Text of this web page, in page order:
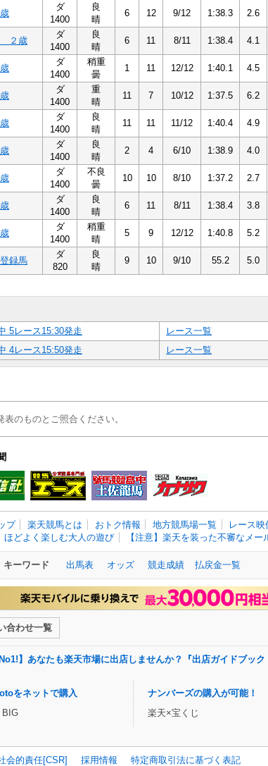
ダ
1400
良
晴
6 12 9/12 1:38.3 2.6
２歳
ダ
1400
良
晴
6 11 8/11 1:38.4 4.1
ダ
1400
稍重
曇
1 11 12/12 1:40.1 4.5
ダ
1400
重
晴
11 7 10/12 1:37.5 6.2
ダ
1400
良
晴
11 11 11/12 1:40.4 4.9
ダ
1400
良
晴
2 4 6/10 1:38.9 4.0
ダ
1400
不良
曇
10 10 8/10 1:37.2 2.7
ダ
1400
良
晴
6 11 8/11 1:38.4 3.8
ダ
1400
稍重
晴
5 9 12/12 1:40.8 5.2
録馬
ダ
820
良
晴
9 10 9/10 55.2 5.0
5レース15:30発走 レース一覧
4レース15:50発走 レース一覧
のものとご照合ください。
プ 楽天競馬とは おトク情報 地方競馬場一覧
レース映
ほどよく楽しむ大人の遊び
【注意】楽天を装った不審なメ
キーワード 出馬表 オッズ 競走成績 払戻金一覧
合わせ一覧
】あなたも楽天市場に出店しませんか？『出店ガイドブッ
をネットで購入
BIG
ナンバーズの購入が可能！
楽天×宝くじ
会的責任[CSR] 採用情報 特定商取引法に基づく表記